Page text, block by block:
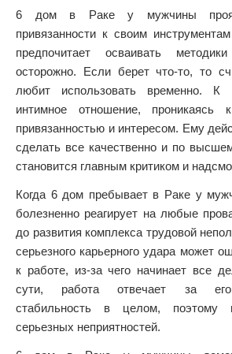
6 дом в Раке у мужчины
привязанности к своим
предпочитает осваивать
осторожно. Если берет что-то, то
любит использовать временно. К
интимное отношение, проникаясь
привязанностью и интересом. Ему
сделать все качественно и по
становится главным критиком и
Когда 6 дом пребывает в Раке у
болезненно реагирует на любые
до развития комплекса трудовой
серьезного карьерного удара может
к работе, из-за чего начинает все
сути, работа отвечает за его
стабильность в целом, поэтому
серьезных неприятностей.